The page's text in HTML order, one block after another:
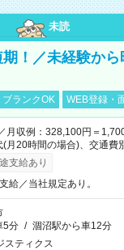
未読
！／未経験か
ブランクOK WEB登録・
月収例：328,100円＝
(月20時間の場合)、交通費
支給あり
給／当社規定あり。
5分 / 涸沼駅から車12分
スティクス